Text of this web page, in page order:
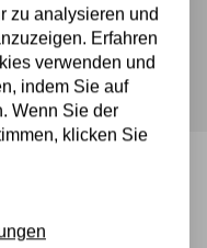
ab 99 €
mit Klarna
zu analysieren und
Erfahren
verwenden und
indem Sie auf
Wenn Sie der
klicken Sie